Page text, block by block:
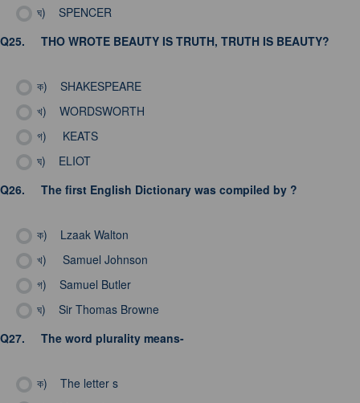
ঘ)
SPENCER
Q25.
THO WROTE BEAUTY IS TRUTH, TRUTH IS BEAUTY?
ক)
SHAKESPEARE
খ)
WORDSWORTH
গ)
KEATS
ঘ)
ELIOT
Q26.
The first English Dictionary was compiled by ?
ক)
Lzaak Walton
খ)
Samuel Johnson
গ)
Samuel Butler
ঘ)
Sir Thomas Browne
Q27.
The word plurality means-
ক)
The letter s